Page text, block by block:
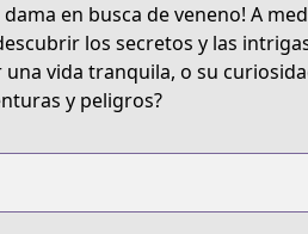
en busca de veneno! A
los secretos y las
una vida tranquila, o su
y peligros?